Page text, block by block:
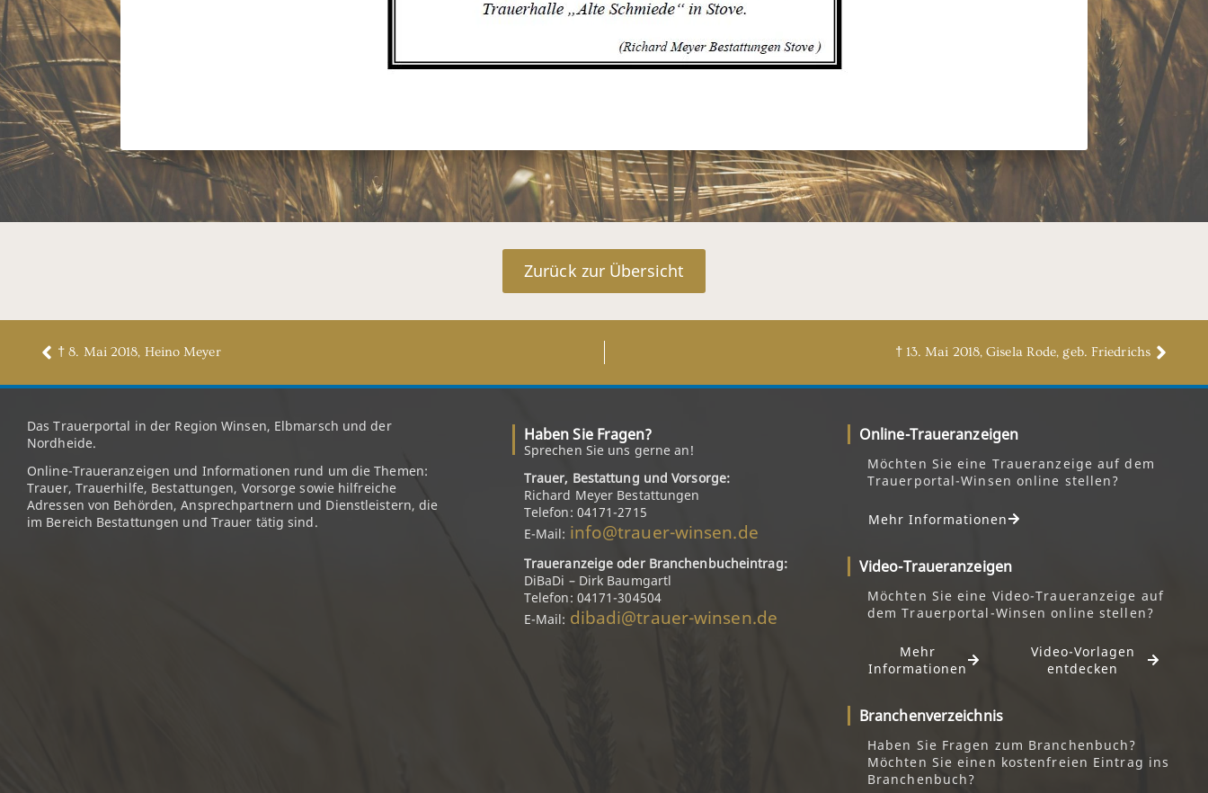
Zurück zur Übersicht
† 8. Mai 2018, Heino Meyer † 13. Mai 2018, Gisela Rode, geb. Friedrichs
Das Trauerportal in der Region Winsen, Elbmarsch und der
Nordheide.
Online-Traueranzeigen und Informationen rund um die Themen:
Trauer, Trauerhilfe, Bestattungen, Vorsorge sowie hilfreiche
Adressen von Behörden, Ansprechpartnern und Dienstleistern, die
im Bereich Bestattungen und Trauer tätig sind.
Haben Sie Fragen?
Sprechen Sie uns gerne an!
Trauer, Bestattung und Vorsorge:
Richard Meyer Bestattungen
Telefon: 04171-2715
E-Mail: info@trauer-winsen.de
Traueranzeige oder Branchenbucheintrag:
DiBaDi – Dirk Baumgartl
Telefon: 04171-304504
E-Mail: dibadi@trauer-winsen.de
Online-Traueranzeigen
Möchten Sie eine Traueranzeige auf dem
Trauerportal-Winsen online stellen?
Mehr Informationen
Video-Traueranzeigen
Möchten Sie eine Video-Traueranzeige auf
dem Trauerportal-Winsen online stellen?
Mehr
Informationen
Video-Vorlagen
entdecken
Branchenverzeichnis
Haben Sie Fragen zum Branchenbuch?
Möchten Sie einen kostenfreien Eintrag ins
Branchenbuch?